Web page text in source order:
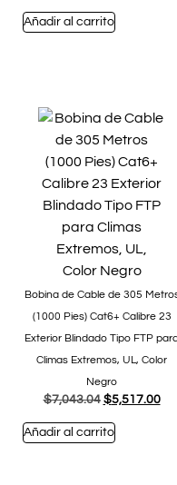
Añadir al carrito
Bobina de Cable de 305
(1000 Pies) Cat6+ Calibre 23
Exterior Blindado Tipo FTP
Climas Extremos, UL, Color
Negro
$7,043.04 $5,517.00
Añadir al carrito